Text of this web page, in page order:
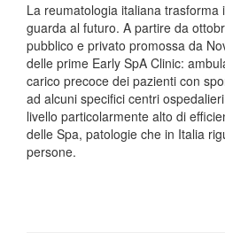
La reumatologia italiana trasforma
guarda al futuro. A partire da
pubblico e privato promossa da
delle prime Early SpA Clinic:
carico precoce dei pazienti con
ad alcuni specifici centri
livello particolarmente alto di
delle Spa, patologie che in Italia
persone.